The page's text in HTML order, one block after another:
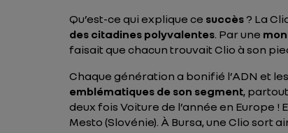
Qu’est-ce qui explique ce succès ? La
des citadines polyvalentes. Par une
faisait que chacun trouvait Clio à son
Chaque génération a bonifié l’ADN et
emblématiques de son segment,
deux fois Voiture de l’année en Europe !
Mesto (Slovénie). À Bursa, une Clio sort